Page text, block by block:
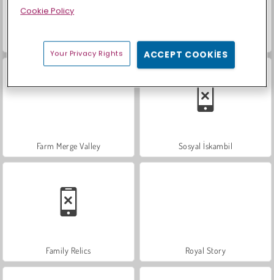
Trollface Quest: USA 2 Moda Prensesleri
Farm Merge Valley Sosyal İskambil
Family Relics Royal Story
Cookie Policy
Your Privacy Rights ACCEPT COOKIES